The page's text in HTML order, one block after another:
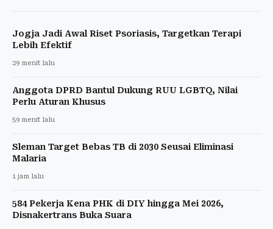
Jogja Jadi Awal Riset Psoriasis, Targetkan Terapi
Lebih Efektif
29 menit lalu
Anggota DPRD Bantul Dukung RUU LGBTQ, Nilai
Perlu Aturan Khusus
59 menit lalu
Sleman Target Bebas TB di 2030 Seusai Eliminasi
Malaria
1 jam lalu
584 Pekerja Kena PHK di DIY hingga Mei 2026,
Disnakertrans Buka Suara